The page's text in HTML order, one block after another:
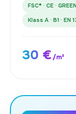
FSC® · CE ·
Klass A · B1 ·
30 €/m²